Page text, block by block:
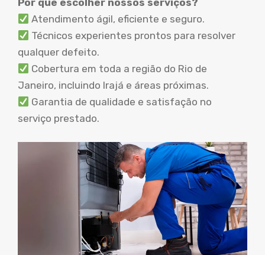
Por que escolher nossos serviços?
Atendimento ágil, eficiente e seguro.
Técnicos experientes prontos para resolver
qualquer defeito.
Cobertura em toda a região do Rio de
Janeiro, incluindo Irajá e áreas próximas.
Garantia de qualidade e satisfação no
serviço prestado.